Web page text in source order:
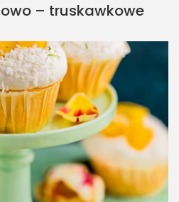
– truskawkowe